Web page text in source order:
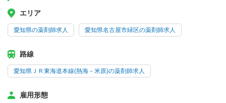
エリア
愛知県の薬剤師求人 愛知県名古屋市緑区の薬剤師求人
路線
愛知県ＪＲ東海道本線(熱海－米原)の薬剤師求人
雇用形態